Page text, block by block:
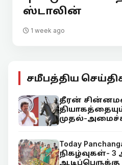
ஸ்டாலின்
1 week ago
சமீபத்திய
தீரன்
முதல்-
Today
நிகழ்வுகள்-
ஆடிப்பெருக்கு